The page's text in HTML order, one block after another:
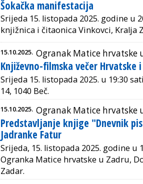
Šokačka manifestacija
Srijeda 15. listopada 2025. godine u
knjižnica i čitaonica Vinkovci, Kralja
15.10.2025. Ogranak Matice hrvatske
Književno-filmska večer Hrvatske
Srijeda 15. listopada 2025. u 19:30
14, 1040 Beč.
15.10.2025. Ogranak Matice hrvatske
Predstavljanje knjige "Dnevnik
Jadranke Fatur
Srijeda, 15. listopada 2025. godine u
Ogranka Matice hrvatske u Zadru,
Zadar.